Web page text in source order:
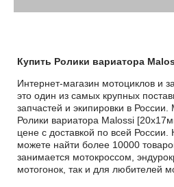
Купить Ролики вариатора
Интернет-магазин мотоциклов и
это один из самых крупных
запчастей и экипировки в
Ролики вариатора Malossi
цене с доставкой по всей
можете найти более 10000
занимается мотокроссом,
мотогонок, так и для любителей